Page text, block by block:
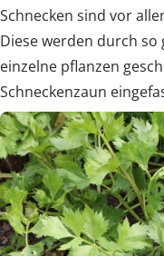
Schnecken sind vor
Diese werden durch
einzelne pflanzen
Schneckenzaun